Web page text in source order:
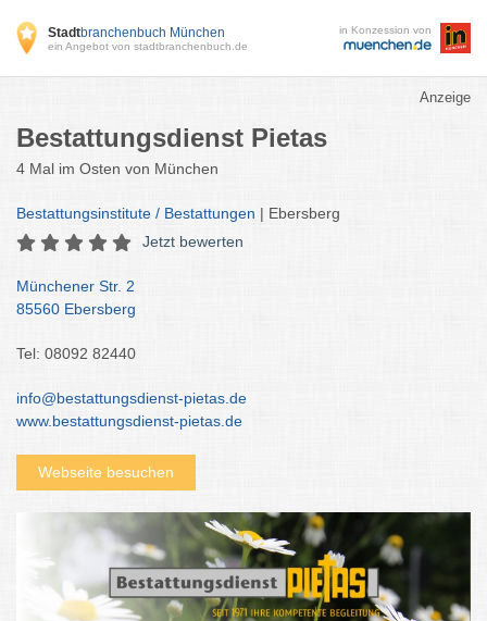
Stadtbranchenbuch München
ein Angebot von stadtbranchenbuch.de
in Konzession von
Anzeige
Bestattungsdienst Pietas
4 Mal im Osten von München
Bestattungsinstitute / Bestattungen | Ebersberg
Jetzt bewerten
Münchener Str. 2
85560 Ebersberg
Tel: 08092 82440
info@bestattungsdienst-pietas.de
www.bestattungsdienst-pietas.de
Webseite besuchen